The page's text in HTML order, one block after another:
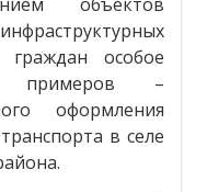
особое
примеров –
оформления
в селе